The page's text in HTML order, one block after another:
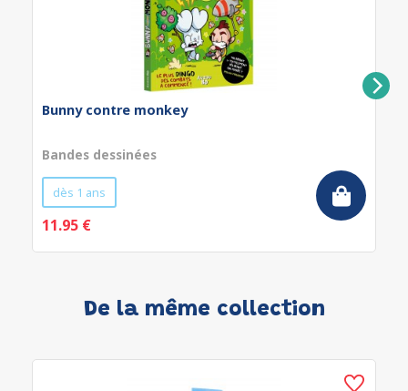
Bunny contre monkey
Bandes dessinées
dès 1 ans
11.95 €
De la même collection